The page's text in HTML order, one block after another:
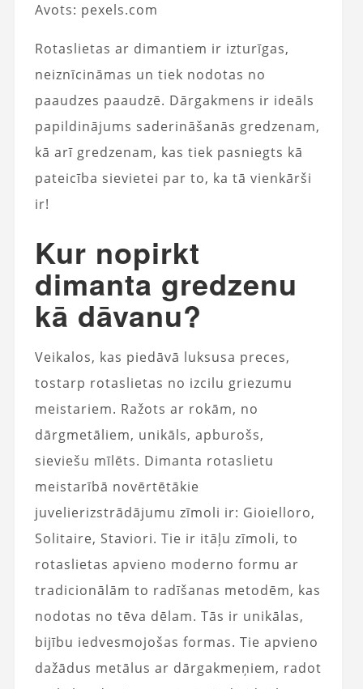
Avots: pexels.com
Rotaslietas ar dimantiem ir izturīgas,
neiznīcināmas un tiek nodotas no
paaudzes paaudzē. Dārgakmens ir ideāls
papildinājums saderināšanās gredzenam,
kā arī gredzenam, kas tiek pasniegts kā
pateicība sievietei par to, ka tā vienkārši
ir!
Kur nopirkt
dimanta gredzenu
kā dāvanu?
Veikalos, kas piedāvā luksusa preces,
tostarp rotaslietas no izcilu griezumu
meistariem. Ražots ar rokām, no
dārgmetāliem, unikāls, apburošs,
sieviešu mīlēts. Dimanta rotaslietu
meistarībā novērtētākie
juvelierizstrādājumu zīmoli ir: Gioielloro,
Solitaire, Staviori. Tie ir itāļu zīmoli, to
rotaslietas apvieno moderno formu ar
tradicionālām to radīšanas metodēm, kas
nodotas no tēva dēlam. Tās ir unikālas,
bijību iedvesmojošas formas. Tie apvieno
dažādus metālus ar dārgakmeņiem, radot